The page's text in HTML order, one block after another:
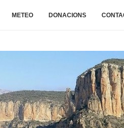
METEO DONACIONS